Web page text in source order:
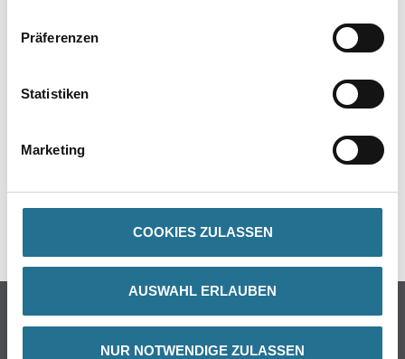
Präferenzen
Statistiken
Marketing
COOKIES ZULASSEN
AUSWAHL ERLAUBEN
NUR NOTWENDIGE ZULASSEN
- 40x30x12cm
ZUSATZINFOS
SPEZIFIKATIONEN
Online-Shop